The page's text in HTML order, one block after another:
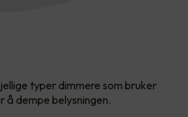
typer dimmere som bruker
dempe belysningen.